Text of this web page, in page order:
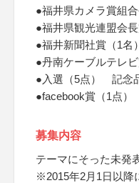
●福井県カメラ賞組
●福井県観光連盟会
●福井新聞社賞（1
●丹南ケーブルテレ
●入選（5点） 記念
●facebook賞（1点
募集内容
テーマにそった未発
※2015年2月1日以降